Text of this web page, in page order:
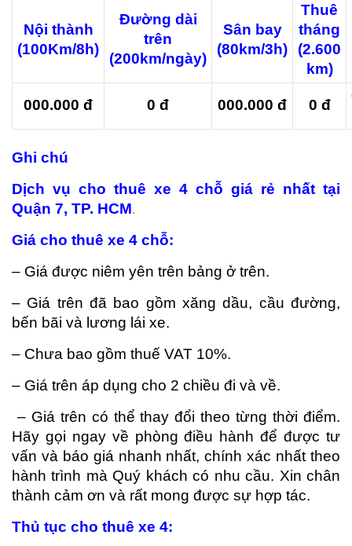
Nội thành
(100Km/8h)
Đường dài
trên
(200km/ngày)
Sân bay
(80km/3h)
Thuê
tháng
(2.600
km)
000.000 đ 0 đ 000.000 đ 0 đ
Ghi chú
Dịch vụ cho thuê xe 4 chỗ giá rẻ nhất tại
Quận 7, TP. HCM.
Giá cho thuê xe 4 chỗ:
– Giá được niêm yên trên bảng ở trên.
– Giá trên đã bao gồm xăng dầu, cầu đường,
bến bãi và lương lái xe.
– Chưa bao gồm thuế VAT 10%.
– Giá trên áp dụng cho 2 chiều đi và về.
– Giá trên có thể thay đổi theo từng thời điểm.
Hãy gọi ngay về phòng điều hành để được tư
vấn và báo giá nhanh nhất, chính xác nhất theo
hành trình mà Quý khách có nhu cầu. Xin chân
thành cảm ơn và rất mong được sự hợp tác.
Thủ tục cho thuê xe 4: